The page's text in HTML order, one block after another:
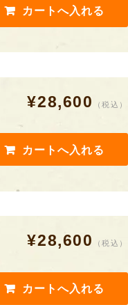
¥28,600 （税込）
¥28,600 （税込）